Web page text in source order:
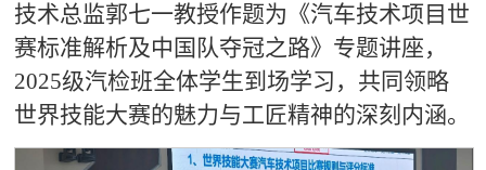
技术总监郭七一教授作题为《汽车技术项目世
赛标准解析及中国队夺冠之路》专题讲座，
2025级汽检班全体学生到场学习，共同领略
世界技能大赛的魅力与工匠精神的深刻内涵。